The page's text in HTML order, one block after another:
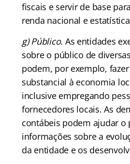
fiscais e servir de base
renda nacional e
g) Público. As entidades
sobre o público de
podem, por exemplo,
substancial à economia
inclusive empregando
fornecedores locais. As
contábeis podem ajudar
informações sobre a
da entidade e os